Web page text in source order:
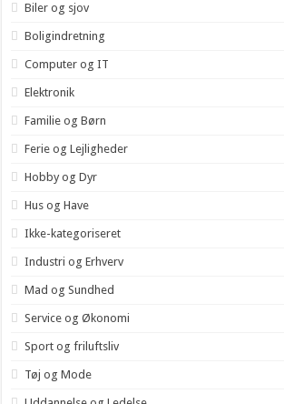
Biler og sjov
Boligindretning
Computer og IT
Elektronik
Familie og Børn
Ferie og Lejligheder
Hobby og Dyr
Hus og Have
Ikke-kategoriseret
Industri og Erhverv
Mad og Sundhed
Service og Økonomi
Sport og friluftsliv
Tøj og Mode